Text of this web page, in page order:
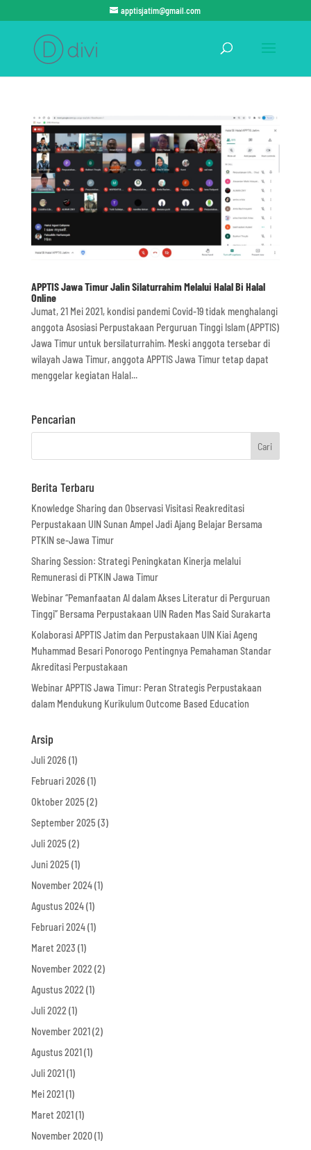
apptisjatim@gmail.com
APPTIS Jawa Timur Jalin Silaturrahim Melalui Halal Bi Halal
Online
Jumat, 21 Mei 2021, kondisi pandemi Covid-19 tidak menghalangi
anggota Asosiasi Perpustakaan Perguruan Tinggi Islam (APPTIS)
Jawa Timur untuk bersilaturrahim. Meski anggota tersebar di
wilayah Jawa Timur, anggota APPTIS Jawa Timur tetap dapat
menggelar kegiatan Halal...
Pencarian
Berita Terbaru
Knowledge Sharing dan Observasi Visitasi Reakreditasi
Perpustakaan UIN Sunan Ampel Jadi Ajang Belajar Bersama
PTKIN se-Jawa Timur
Sharing Session: Strategi Peningkatan Kinerja melalui
Remunerasi di PTKIN Jawa Timur
Webinar “Pemanfaatan AI dalam Akses Literatur di Perguruan
Tinggi” Bersama Perpustakaan UIN Raden Mas Said Surakarta
Kolaborasi APPTIS Jatim dan Perpustakaan UIN Kiai Ageng
Muhammad Besari Ponorogo Pentingnya Pemahaman Standar
Akreditasi Perpustakaan
Webinar APPTIS Jawa Timur: Peran Strategis Perpustakaan
dalam Mendukung Kurikulum Outcome Based Education
Arsip
Juli 2026 (1)
Februari 2026 (1)
Oktober 2025 (2)
September 2025 (3)
Juli 2025 (2)
Juni 2025 (1)
November 2024(1)
Agustus 2024(1)
Februari 2024(1)
Maret 2023 (1)
November 2022 (2)
Agustus 2022 (1)
Juli 2022 (1)
November 2021(2)
Agustus 2021(1)
Juli 2021(1)
Mei 2021(1)
Maret 2021(1)
November 2020(1)